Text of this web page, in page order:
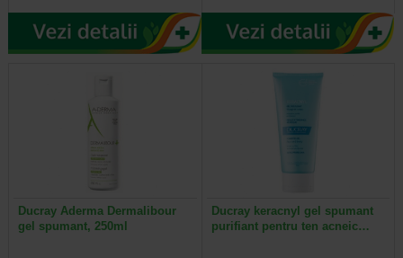
Ducray Aderma Dermalibour
gel spumant, 250ml
Ducray keracnyl gel spumant
purifiant pentru ten acneic…